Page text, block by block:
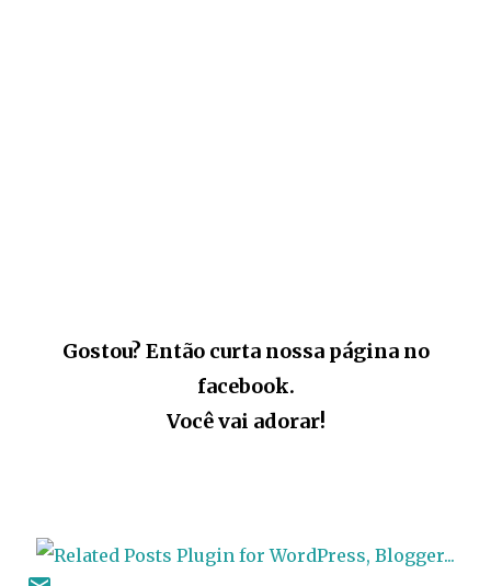
Gostou? Então curta nossa página no
facebook.
Você vai adorar!